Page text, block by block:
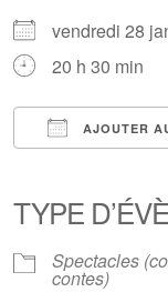
vendredi 28
20 h 30 min
AJOUTER
TYPE
Spectacles
contes)